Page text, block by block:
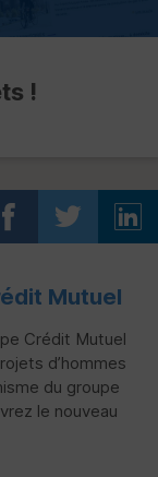
!
Mutuel
Crédit Mutuel
d’hommes
du groupe
le nouveau